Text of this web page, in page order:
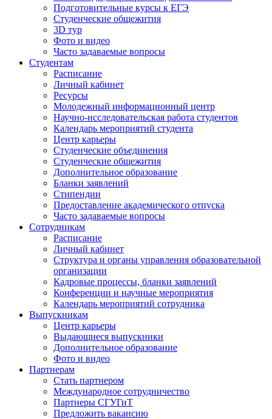
Подготовительные курсы к ЕГЭ
Студенческие общежития
3D тур
Фото и видео
Часто задаваемые вопросы
Студентам
Расписание
Личный кабинет
Ресурсы
Молодежный информационный центр
Научно-исследовательская работа студентов
Календарь мероприятий студента
Центр карьеры
Студенческие объединения
Студенческие общежития
Дополнительное образование
Бланки заявлений
Стипендии
Предоставление академического отпуска
Часто задаваемые вопросы
Сотрудникам
Расписание
Личный кабинет
Структура и органы управления образовательной
организации
Кадровые процессы, бланки заявлений
Конференции и научные мероприятия
Календарь мероприятий сотрудника
Выпускникам
Центр карьеры
Выдающиеся выпускники
Дополнительное образование
Фото и видео
Партнерам
Стать партнером
Международное сотрудничество
Партнеры СГУГиТ
Предложить вакансию